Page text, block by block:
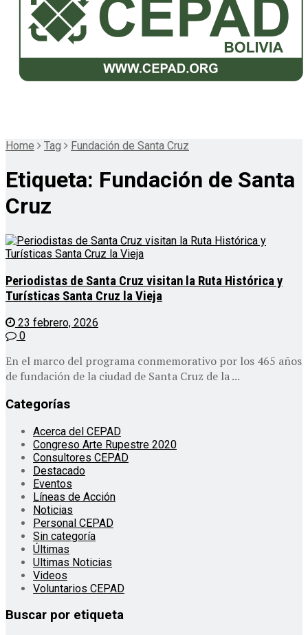
Home Tag Fundación de Santa Cruz
Etiqueta: Fundación de Santa
Cruz
Periodistas de Santa Cruz visitan la Ruta Histórica y
Turísticas Santa Cruz la Vieja
23 febrero, 2026
0
En el marco del programa conmemorativo por los 465 años
de fundación de la ciudad de Santa Cruz de la ...
Categorías
Acerca del CEPAD
Congreso Arte Rupestre 2020
Consultores CEPAD
Destacado
Eventos
Líneas de Acción
Noticias
Personal CEPAD
Sin categoría
Últimas
Ultimas Noticias
Videos
Voluntarios CEPAD
Buscar por etiqueta